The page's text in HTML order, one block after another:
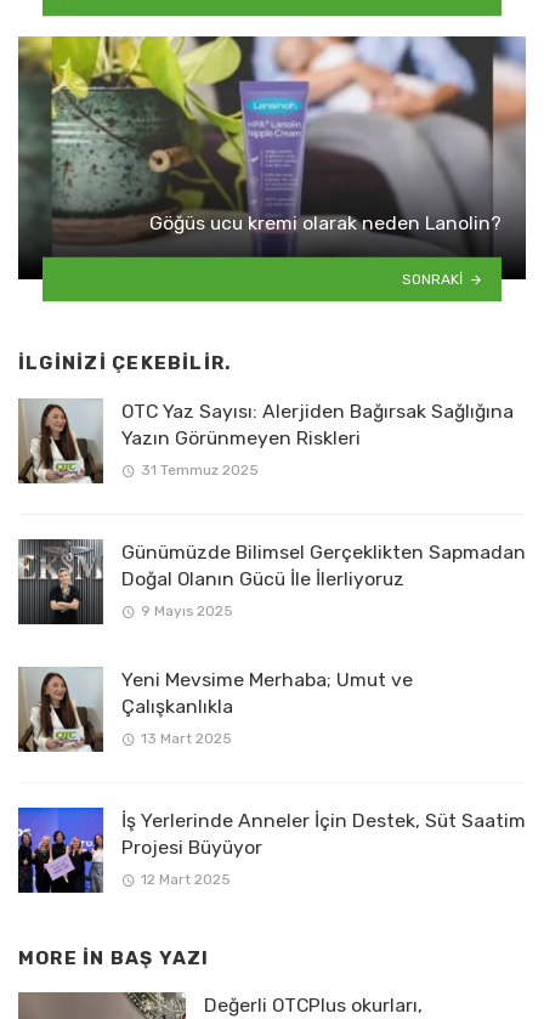
Göğüs ucu kremi olarak neden Lanolin?
SONRAKI
İLGINIZI ÇEKEBILIR.
OTC Yaz Sayısı: Alerjiden Bağırsak Sağlığına
Yazın Görünmeyen Riskleri
31 Temmuz 2025
Günümüzde Bilimsel Gerçeklikten Sapmadan
Doğal Olanın Gücü İle İlerliyoruz
9 Mayıs 2025
Yeni Mevsime Merhaba; Umut ve
Çalışkanlıkla
13 Mart 2025
İş Yerlerinde Anneler İçin Destek, Süt Saatim
Projesi Büyüyor
12 Mart 2025
MORE IN BAŞ YAZI
Değerli OTCPlus okurları,